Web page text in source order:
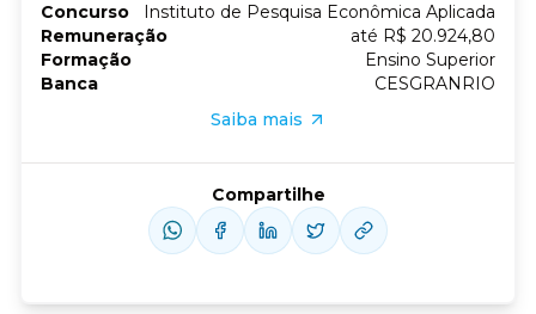
Concurso
Instituto de Pesquisa Econômica Aplicada
Remuneração
até R$ 20.924,80
Formação
Ensino Superior
Banca
CESGRANRIO
Saiba mais
Compartilhe